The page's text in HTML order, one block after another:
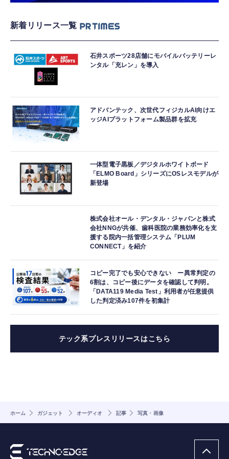
新着リリース一覧
石井スポーツ28店舗にモバイルバッテリーレ
ンタル「充レン」を導入
アドバンテック、次世代フィジカルAI向けエ
ッジAIプラットフォーム製品群を拡充
一体型電子黒板／デジタルホワイトボード
「ELMO Board」シリーズにOSレスモデルが
新登場
株式会社オール・デンタル・ジャパンと株式
会社NNGが共催、歯科医院の業務効率化を支
援する院内一括管理システム「PLUM
CONNECT」を紹介
コピー完了でも安心できない ー異常判定の
6割は、コピー後にデータを確認して判明。
「DATA119 Media Test」利用者が任意提供
した判定済み107件を初集計
テック系プレスリリースはこちら
ホーム ガジェット オーディオ 記事 写真・画像